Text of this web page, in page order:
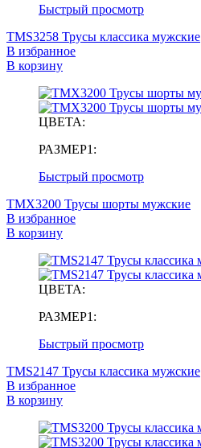
Быстрый просмотр
TMS3258 Трусы классика мужские
В избранное
В корзину
ЦВЕТА:
РАЗМЕР1:
Быстрый просмотр
TMX3200 Трусы шорты мужские
В избранное
В корзину
ЦВЕТА:
РАЗМЕР1:
Быстрый просмотр
TMS2147 Трусы классика мужские
В избранное
В корзину